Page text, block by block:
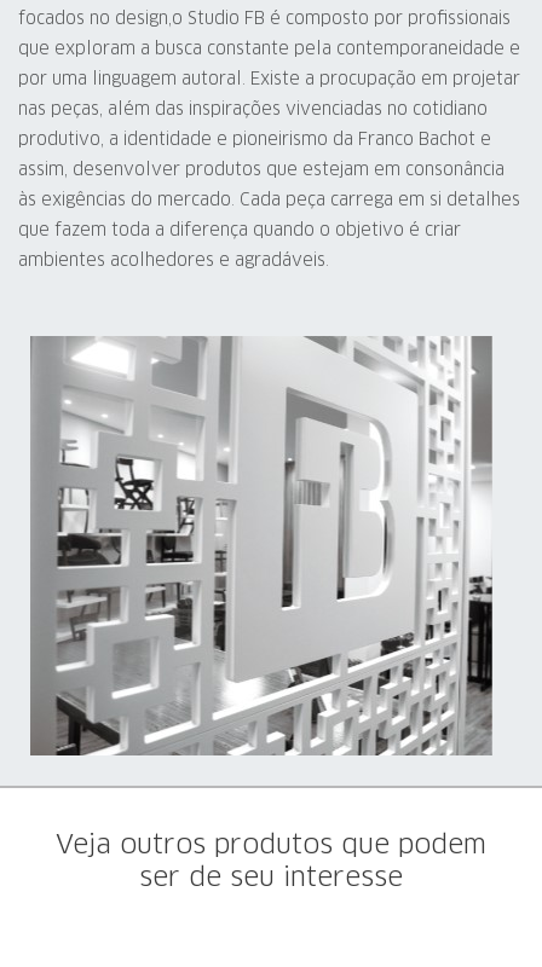
focados no design,o Studio FB é composto por profissionais
que exploram a busca constante pela contemporaneidade e
por uma linguagem autoral. Existe a procupação em projetar
nas peças, além das inspirações vivenciadas no cotidiano
produtivo, a identidade e pioneirismo da Franco Bachot e
assim, desenvolver produtos que estejam em consonância
às exigências do mercado. Cada peça carrega em si detalhes
que fazem toda a diferença quando o objetivo é criar
ambientes acolhedores e agradáveis.
Veja outros produtos que podem
ser de seu interesse